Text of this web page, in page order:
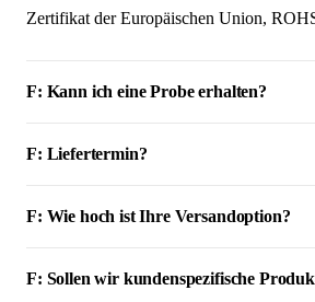
Zertifikat der Europäischen Union,
F: Kann ich eine Probe erhalten?
F: Liefertermin?
F: Wie hoch ist Ihre Versandoption?
F: Sollen wir kundenspezifische